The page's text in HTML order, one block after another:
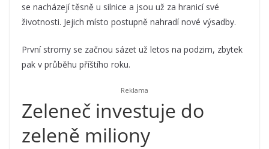
se nacházejí těsně u silnice a jsou už za hranicí své
životnosti. Jejich místo postupně nahradí nové výsadby.
První stromy se začnou sázet už letos na podzim, zbytek
pak v průběhu příštího roku.
Zeleneč investuje do
zeleně miliony